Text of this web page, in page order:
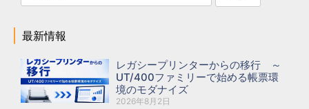
最新情報
レガシープリンターからの移行 ～
UT/400ファミリーで始める帳票環
境のモダナイズ
2026年8月2日